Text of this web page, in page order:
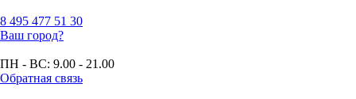
8 495 477 51 30
Ваш город?
ПН - ВС: 9.00 - 21.00
Обратная связь